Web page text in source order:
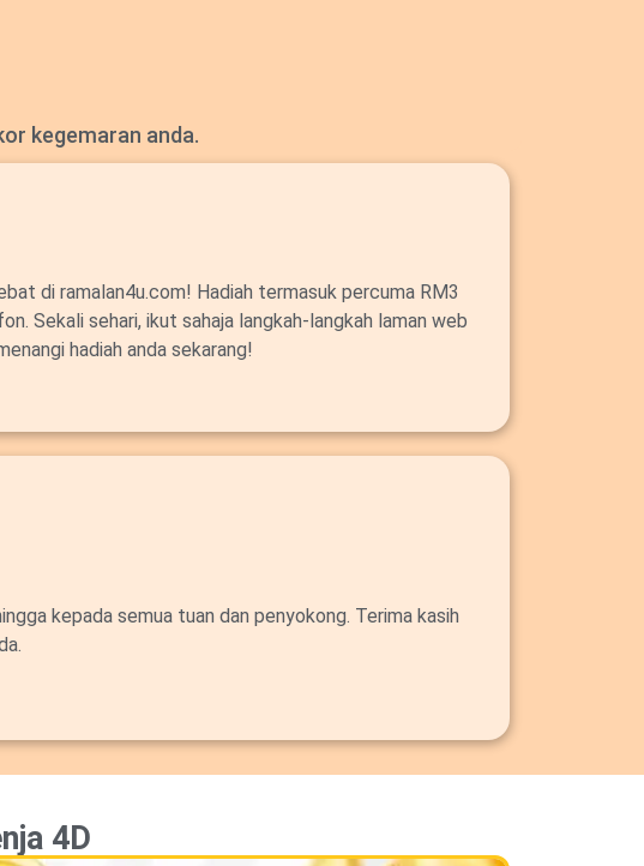
kegemaran anda.
di ramalan4u.com! Hadiah termasuk percuma RM3
Sekali sehari, ikut sahaja langkah-langkah laman web
hadiah anda sekarang!
kepada semua tuan dan penyokong. Terima kasih
4D